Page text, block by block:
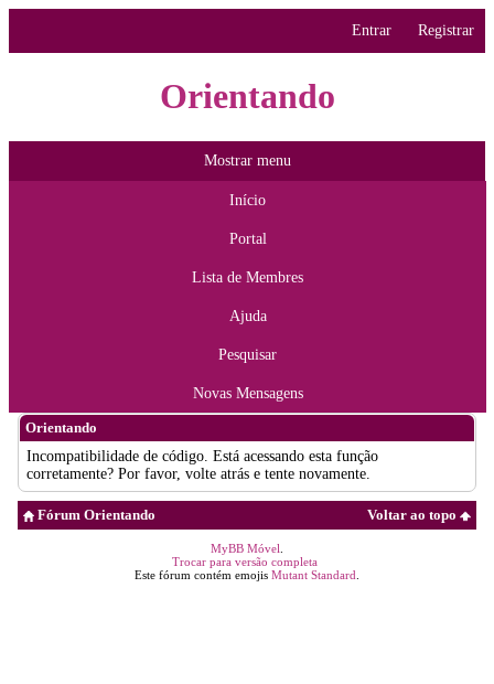
Entrar Registrar
Orientando
Mostrar menu
Início
Portal
Lista de Membres
Ajuda
Pesquisar
Novas Mensagens
Orientando
Incompatibilidade de código. Está acessando esta função
corretamente? Por favor, volte atrás e tente novamente.
Voltar ao topo
Fórum Orientando
MyBB Móvel
Trocar para versão completa
Este fórum contém emojis Mutant Standard